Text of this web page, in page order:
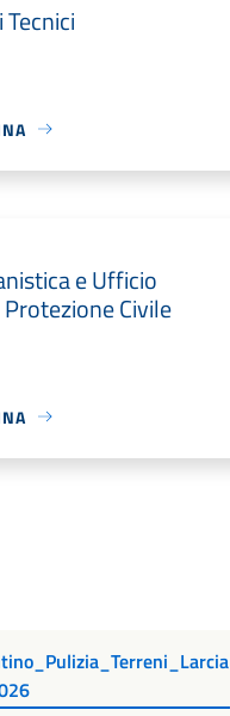
e Ufficio
Civile